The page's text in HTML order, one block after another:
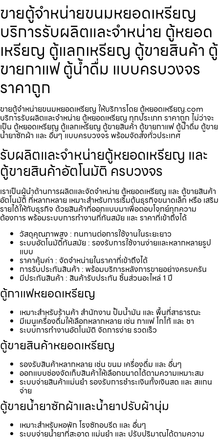
ขายตู้จำหน่ายขนมหยอดเหรียญ​
บริการรับผลิตและจำหน่าย ตู้หยอด
เหรียญ ตู้แลกเหรียญ ตู้ขายสินค้า ตู้
ขายกาแฟ ตู้น้ำดื่ม แบบครบวงจร
ราคาถูก
ขายตู้จำหน่ายขนมหยอดเหรียญ​ ให้บริการโดย ตู้หยอดเหรียญ.com
บริการรับผลิตและจำหน่าย ตู้หยอดเหรียญ ทุกประเภท ราคาถูก ไม่ว่าจะ
เป็น ตู้หยอดเหรียญ ตู้แลกเหรียญ ตู้ขายสินค้า ตู้ขายกาแฟ ตู้น้ำดื่ม ตู้ขาย
น้ำยาซักผ้า และ อื่นๆ แบบครบวงจร พร้อมจัดส่งทั่วประเทศ
รับผลิตและจำหน่ายตู้หยอดเหรียญ และ
ตู้ขายสินค้าอัตโนมัติ ครบวงจร
เราเป็นผู้นำด้านการผลิตและจัดจำหน่าย ตู้หยอดเหรียญ และ ตู้ขายสินค้า
อัตโนมัติ ที่หลากหลาย เหมาะสำหรับการเริ่มต้นธุรกิจขนาดเล็ก หรือ เสริม
รายได้ให้กับธุรกิจ ด้วยสินค้าที่ออกแบบมาเพื่อตอบโจทย์ทุกความ
ต้องการ พร้อมระบบการทำงานที่ทันสมัย และ ราคาที่เข้าถึงได้
วัสดุคุณภาพสูง : ทนทานต่อการใช้งานในระยะยาว
ระบบอัตโนมัติทันสมัย : รองรับการใช้งานง่ายและหลากหลายรูป
แบบ
ราคาคุ้มค่า : จัดจำหน่ายในราคาที่เข้าถึงได้
การรับประกันสินค้า : พร้อมบริการหลังการขายอย่างครบครัน
มีประกันสินค้า : สินค้ารับประกัน ชิ้นส่วนอะไหล่ 1 ปี
ตู้กาแฟหยอดเหรียญ
เหมาะสำหรับร้านค้า สำนักงาน ปั้มน้ำมัน และ พื้นที่สาธารณะ
มีเมนูเครื่องดื่มให้เลือกหลากหลาย เช่น กาแฟ โกโก้ และ ชา
ระบบการทำงานอัตโนมัติ จัดการง่าย รวดเร็ว
ตู้ขายสินค้าหยอดเหรียญ
รองรับสินค้าหลากหลาย เช่น ขนม เครื่องดื่ม และ อื่นๆ
ออกแบบช่องจัดเก็บสินค้าให้เลือกขนาดได้ตามความเหมาะสม
ระบบจ่ายสินค้าแม่นยำ รองรับการชำระเงินทั้งเงินสด และ สแกน
จ่าย
ตู้ขายน้ำยาซักผ้าและน้ำยาปรับผ้านุ่ม
เหมาะสำหรับหอพัก โรงซักอบรีด และ อื่นๆ
ระบบจ่ายน้ำยาที่สะอาด แม่นยำ และ ปรับปริมาณได้ตามความ